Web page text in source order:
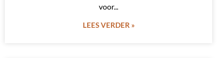
voor
LEES VERDER »